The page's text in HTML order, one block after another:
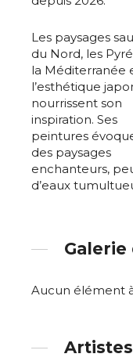
Les paysages
du Nord, les
la Méditerranée
l’esthétique
nourrissent son
inspiration. Ses
peintures
des paysages
enchanteurs,
d’eaux
Aucun élément